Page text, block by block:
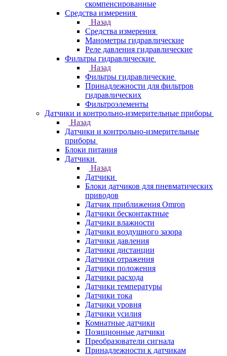
скомпенсированные
Средства измерения
Назад
Средства измерения
Манометры гидравлические
Реле давления гидравлические
Фильтры гидравлические
Назад
Фильтры гидравлические
Принадлежности для фильтров
гидравлических
Фильтроэлементы
Датчики и контрольно-измерительные приборы
Назад
Датчики и контрольно-измерительные
приборы
Блоки питания
Датчики
Назад
Датчики
Блоки датчиков для пневматических
приводов
Датчик приближения Omron
Датчики бесконтактные
Датчики влажности
Датчики воздушного зазора
Датчики давления
Датчики дистанции
Датчики отражения
Датчики положения
Датчики расхода
Датчики температуры
Датчики тока
Датчики уровня
Датчики усилия
Комнатные датчики
Позиционные датчики
Преобразователи сигнала
Принадлежности к датчикам